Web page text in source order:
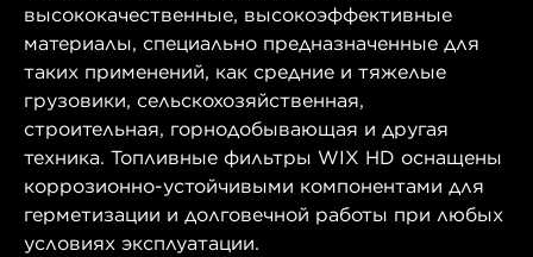
высококачественные, высокоэффективные
материалы, специально предназначенные для
таких применений, как средние и тяжелые
грузовики, сельскохозяйственная,
строительная, горнодобывающая и другая
техника. Топливные фильтры WIX HD оснащены
коррозионно-устойчивыми компонентами для
герметизации и долговечной работы при любых
условиях эксплуатации.